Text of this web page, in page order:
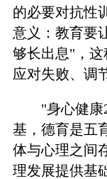
的必要对抗性
意义：教育要
够长出息"，
应对失败、调
"身心健康
基，德育是五
体与心理之间
理发展提供基